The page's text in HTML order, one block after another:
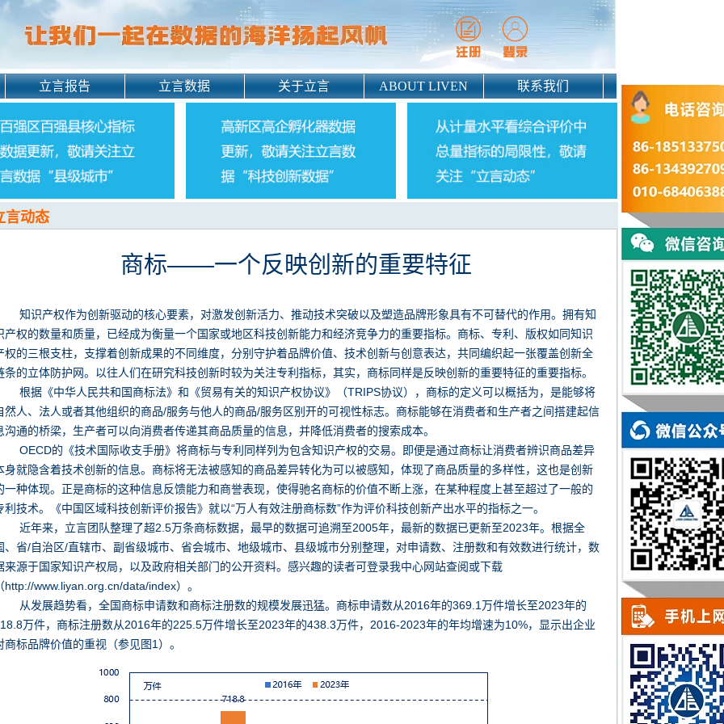
立言报告 立言数据 关于立言 ABOUT LIVEN 联系我们
言动态
商标——一个反映创新的重要特征
知识产权作为创新驱动的核心要素，对激发创新活力、推动技术突破以及塑造品牌形象具有不可替代的作用。拥有知
产权的数量和质量，已经成为衡量一个国家或地区科技创新能力和经济竞争力的重要指标。商标、专利、版权如同知识
权的三根支柱，支撑着创新成果的不同维度，分别守护着品牌价值、技术创新与创意表达，共同编织起一张覆盖创新全
条的立体防护网。以往人们在研究科技创新时较为关注专利指标，其实，商标同样是反映创新的重要特征的重要指标。
根据《中华人民共和国商标法》和 《贸易有关的知识产权协议》（TRIPS协议）
，商标的定义可以概括为，是能够将
然人、法人或者其他组织的商品/服务与他人的商品/服务区别开的可视性标志。商标能够在消费者和生产者之间搭建起信
沟通的桥梁，生产者可以向消费者传递其商品质量的信息，并降低消费者的搜索成本。
OECD的《技术国际收支手册》将商标与专利同样列为包含知识产权的交易。即便是通过商标让消费者辨识商品差异
身就隐含着技术创新的信息。商标将无法被感知的商品差异转化为可以被感知，体现了商品质量的多样性，这也是创新
一种体现。正是商标的这种信息反馈能力和商誉表现，使得驰名商标的价值不断上涨，在某种程度上甚至超过了一般的
利技术。《中国区域科技创新评价报告》就以“万人有效注册商标数”作为评价科技创新产出水平的指标之一。
近年来，立言团队整理了超2.5万条商标数据，最早的数据可追溯至2005年，最新的数据已更新至2023年。根据全
、省/自治区/直辖市、副省级城市、省会城市、地级城市、县级城市分别整理，对申请数、注册数和有效数进行统计，数
来源于国家知识产权局，以及政府相关部门的公开资料。感兴趣的读者可登录我中心网站查阅或下载
http://www.liyan.org.cn/data/index）。
从发展趋势看，全国商标申请数和商标注册数的规模发展迅猛。商标申请数从2016年的369.1万件增长至2023年的
万件，商标注册数从2016年的225.5万件增长至2023年的438.3万件，2016-2023年的年均增速为10%，显示出企业
商标品牌价值的重视（参见图1）。